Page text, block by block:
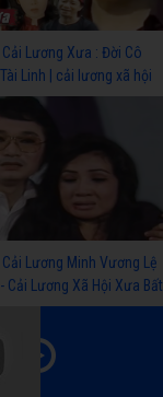
Lương Xưa : Đời Cô
Linh | cải lương xã hội
Lương Minh Vương Lệ
Cải Lương Xã Hội Xưa Bất